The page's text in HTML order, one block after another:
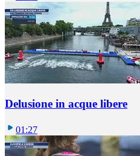
Delusione in acque libere
01:27